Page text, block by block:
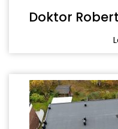
Liljevägen